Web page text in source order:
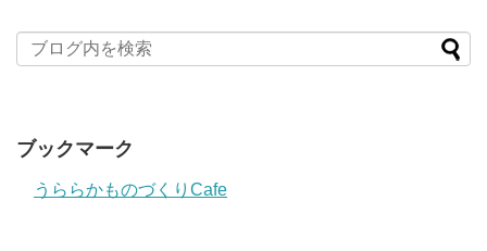
ブックマーク
うららかものづくりCafe